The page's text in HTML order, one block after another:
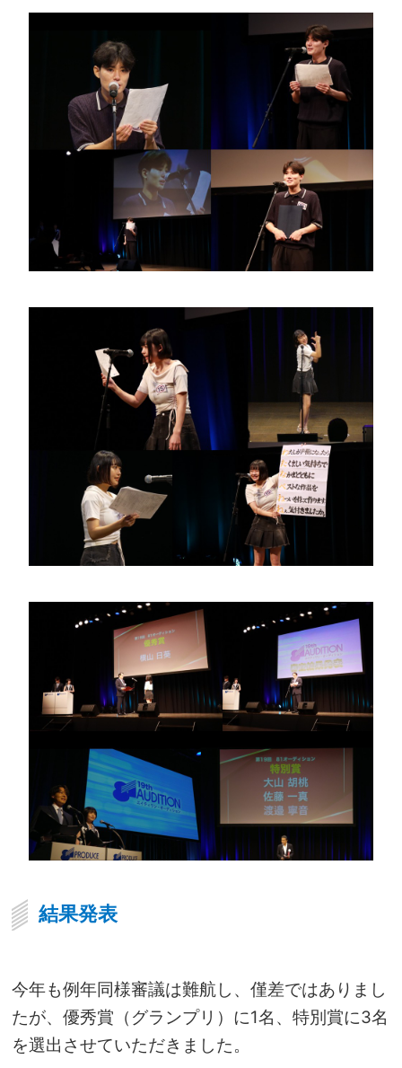
結果発表
今年も例年同様審議は難航し、僅差ではありまし
たが、優秀賞（グランプリ）に1名、特別賞に3名
を選出させていただきました。